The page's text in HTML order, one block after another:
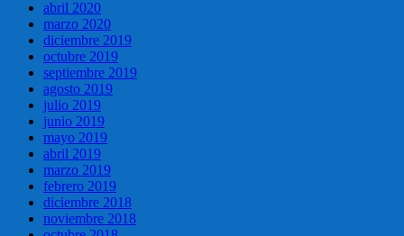
abril 2020
marzo 2020
diciembre 2019
octubre 2019
septiembre 2019
agosto 2019
julio 2019
junio 2019
mayo 2019
abril 2019
marzo 2019
febrero 2019
diciembre 2018
noviembre 2018